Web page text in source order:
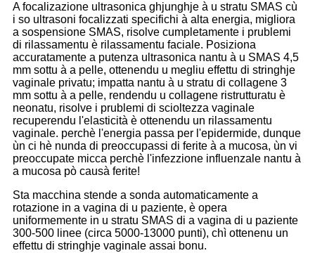
A focalizazione ultrasonica ghjunghje à u stratu SMAS cù
i so ultrasoni focalizzati specifichi à alta energia, migliora
a sospensione SMAS, risolve cumpletamente i prublemi
di rilassamentu è rilassamentu faciale. Posiziona
accuratamente a putenza ultrasonica nantu à u SMAS 4,5
mm sottu à a pelle, ottenendu u megliu effettu di stringhje
vaginale privatu; impatta nantu à u stratu di collagene 3
mm sottu à a pelle, rendendu u collagene ristrutturatu è
neonatu, risolve i prublemi di scioltezza vaginale
recuperendu l'elasticità è ottenendu un rilassamentu
vaginale. perchè l'energia passa per l'epidermide, dunque
ùn ci hè nunda di preoccupassi di ferite à a mucosa, ùn vi
preoccupate micca perchè l'infezzione influenzale nantu à
a mucosa pò causà ferite!
Sta macchina stende a sonda automaticamente a
rotazione in a vagina di u paziente, è opera
uniformemente in u stratu SMAS di a vagina di u paziente
300-500 linee (circa 5000-13000 punti), chì ottenenu un
effettu di stringhje vaginale assai bonu.